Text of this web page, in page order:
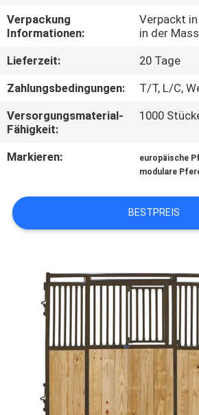
TRETEN
SIE
MIT
UNS
IN
VERBINDUNG
SIE
EIN
SITEMAP
Verpackung
Informationen:
Verpackt
in der
Lieferzeit:
20 Tage
Zahlungsbedingungen:
T/T, L/C,
Versorgungsmaterial-
Fähigkeit:
1000
Markieren: europäische
modulare
BESTPREIS